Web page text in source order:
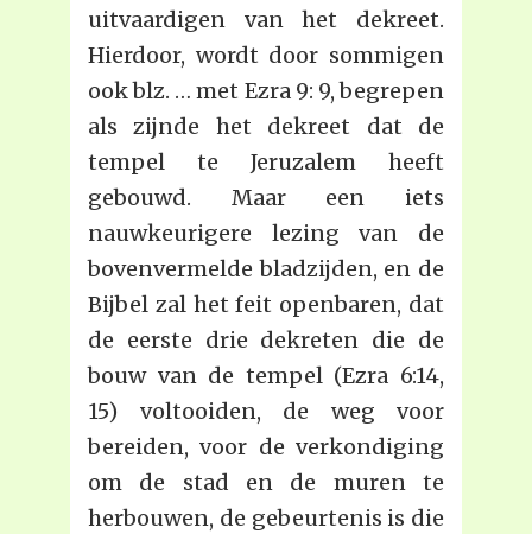
uitvaardigen van het dekreet.
Hierdoor, wordt door sommigen
ook blz. … met Ezra 9: 9, begrepen
als zijnde het dekreet dat de
tempel te Jeruzalem heeft
gebouwd. Maar een iets
nauwkeurigere lezing van de
bovenvermelde bladzijden, en de
Bijbel zal het feit openbaren, dat
de eerste drie dekreten die de
bouw van de tempel (Ezra 6:14,
15) voltooiden, de weg voor
bereiden, voor de verkondiging
om de stad en de muren te
herbouwen, de gebeurtenis is die